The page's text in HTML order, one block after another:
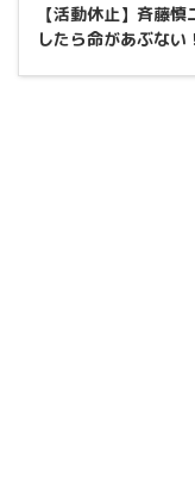
【活動休止】斉藤
したら命があぶない！